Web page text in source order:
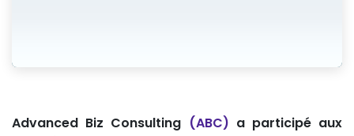
Advanced Biz Consulting (ABC) a participé aux